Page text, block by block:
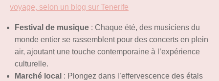
voyage, selon un blog sur Tenerife
Festival de musique : Chaque été, des musiciens du
monde entier se rassemblent pour des concerts en plein
air, ajoutant une touche contemporaine à l’expérience
culturelle.
Marché local : Plongez dans l’effervescence des étals